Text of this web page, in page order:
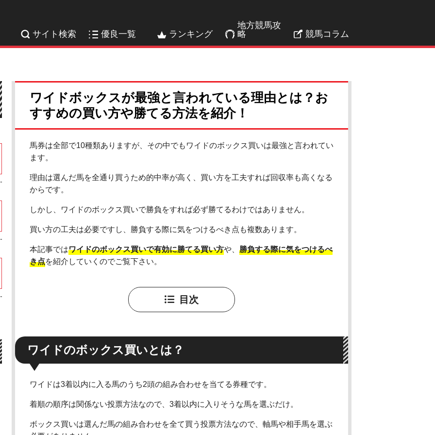
サイト検索 優良一覧 ランキング
地方競馬攻
略
競馬コラム
ワイドボックスが最強と言われている理由とは？お
すすめの買い方や勝てる方法を紹介！
馬券は全部で10種類ありますが、その中でもワイドのボックス買いは最強と言われてい
ます。
理由は選んだ馬を全通り買うため的中率が高く、買い方を工夫すれば回収率も高くなる
からです。
しかし、ワイドのボックス買いで勝負をすれば必ず勝てるわけではありません。
買い方の工夫は必要ですし、勝負する際に気をつけるべき点も複数あります。
本記事ではワイドのボックス買いで有効に勝てる買い方や、 勝負する際に気をつけるべ
き点を紹介していくのでご覧下さい。
目次
ワイドのボックス買いとは？
ワイドは3着以内に入る馬のうち2頭の組み合わせを当てる券種です。
着順の順序は関係ない投票方法なので、3着以内に入りそうな馬を選ぶだけ。
ボックス買いは選んだ馬の組み合わせを全て買う投票方法なので、軸馬や相手馬を選ぶ